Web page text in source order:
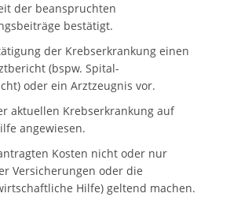
der beanspruchten
bestätigt.
der Krebserkrankung einen
(bspw. Spital-
oder ein Arztzeugnis vor.
aktuellen Krebserkrankung auf
angewiesen.
Kosten nicht oder nur
Versicherungen oder die
Hilfe) geltend machen.